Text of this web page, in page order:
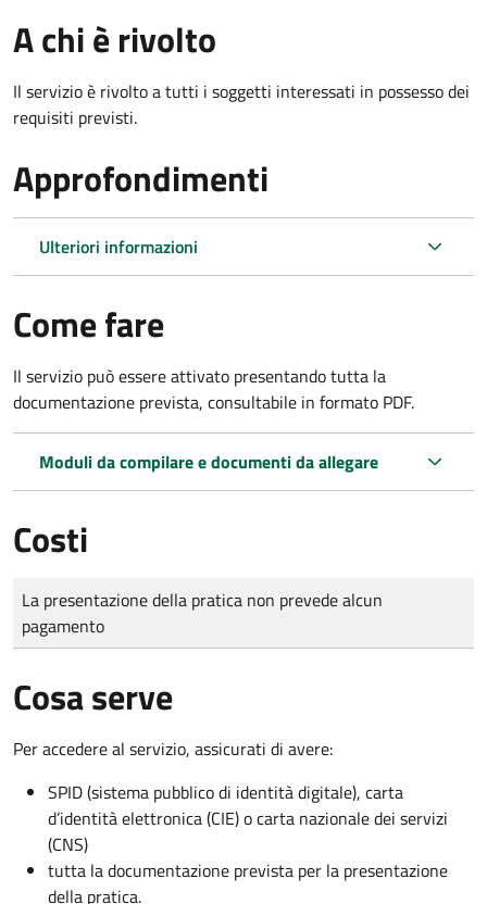
A chi è rivolto
Il servizio è rivolto a tutti i soggetti interessati in possesso dei
requisiti previsti.
Approfondimenti
Ulteriori informazioni
Come fare
Il servizio può essere attivato presentando tutta la
documentazione prevista, consultabile in formato PDF.
Moduli da compilare e documenti da allegare
Costi
Tipo di pagamento
Importo
La presentazione della pratica non prevede alcun
pagamento
Cosa serve
Per accedere al servizio, assicurati di avere:
SPID (sistema pubblico di identità digitale), carta
d’identità elettronica (CIE) o carta nazionale dei servizi
(CNS)
tutta la documentazione prevista per la presentazione
della pratica.